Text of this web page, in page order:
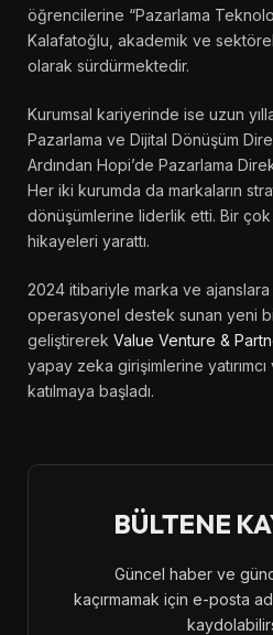
öğrencilerine “Pazarlama
Kalafatoğlu, akademik ve sektörel
olarak sürdürmektedir.
Kurumsal kariyerinde ise uzun
Pazarlama ve Dijital Dönüşüm
Ardından Hopi’de Pazarlama
Her iki kurumda da markaların
dönüşümlerine liderlik etti. Bir çok
hikayeleri yarattı.
2024 itibariyle marka ve ajanslara
operasyonel destek sunan yeni
geliştirerek Value Venture &
yapay zeka girişimlerine
katılmaya başladı.
BÜLTENE
Güncel haber ve
kaçırmamak için e-posta